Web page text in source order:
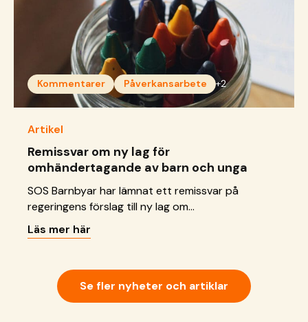
Kommentarer Påverkansarbete +2
Artikel
Remissvar om ny lag för
omhändertagande av barn och unga
SOS Barnbyar har lämnat ett remissvar på
regeringens förslag till ny lag om
omhändertagande för vård av barn och unga. Vi
välkomnar flera viktiga steg för att stärka barns
tydlig tillämpning, resurser och långsiktigt stöd för
barn i samhällsvård.
Läs mer här
Se fler nyheter och artiklar